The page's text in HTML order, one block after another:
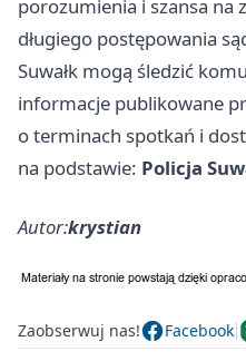
porozumienia i szansa na
długiego postępowania
Suwałk mogą śledzić
informacje publikowane
o terminach spotkań i
na podstawie: Policja
Autor:krystian
Zaobserwuj nas! Facebook